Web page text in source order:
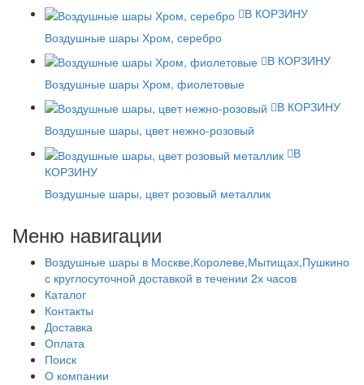
В КОРЗИНУ
Воздушные шары Хром, серебро
В КОРЗИНУ
Воздушные шары Хром, фиолетовые
В КОРЗИНУ
Воздушные шары, цвет нежно-розовый
В
КОРЗИНУ
Воздушные шары, цвет розовый металлик
Меню навигации
Воздушные шары в Москве,Королеве,Мытищах,Пушкино
с круглосуточной доставкой в течении 2х часов
Каталог
Контакты
Доставка
Оплата
Поиск
О компании